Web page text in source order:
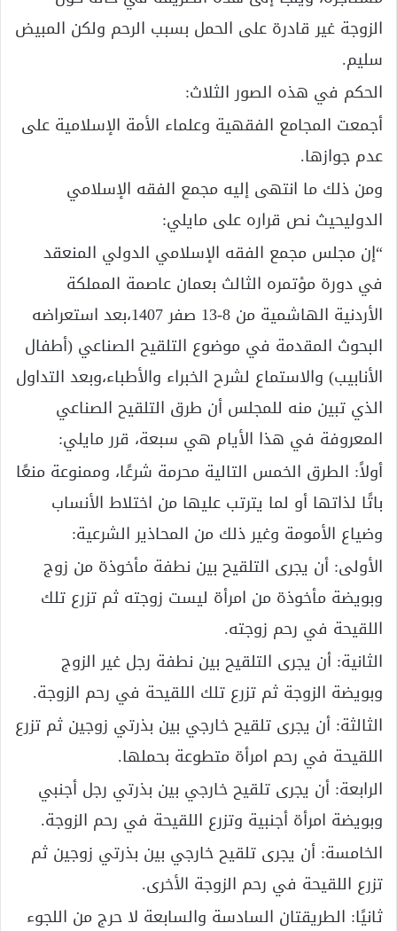
الزوجة غير قادرة على الحمل بسبب الرحم ولكن المبيض
سليم.
الحكم في هذه الصور الثلاث:
أجمعت المجامع الفقهية وعلماء الأمة الإسلامية على
عدم جوازها.
ومن ذلك ما انتهى إليه مجمع الفقه الإسلامي
الدوليحيث نص قراره على مايلي:
“إن مجلس مجمع الفقه الإسلامي الدولي المنعقد
في دورة مؤتمره الثالث بعمان عاصمة المملكة
الأردنية الهاشمية من 8-13 صفر 1407،بعد استعراضه
البحوث المقدمة في موضوع التلقيح الصناعي (أطفال
الأنابيب) والاستماع لشرح الخبراء والأطباء،وبعد التداول
الذي تبين منه للمجلس أن طرق التلقيح الصناعي
المعروفة في هذا الأيام هي سبعة، قرر مايلي:
أولاً: الطرق الخمس التالية محرمة شرعًا، وممنوعة منعًا
باتًا لذاتها أو لما يترتب عليها من اختلاط الأنساب
وضياع الأمومة وغير ذلك من المحاذير الشرعية:
الأولى: أن يجرى التلقيح بين نطفة مأخوذة من زوج
وبويضة مأخوذة من امرأة ليست زوجته ثم تزرع تلك
اللقيحة في رحم زوجته.
الثانية: أن يجرى التلقيح بين نطفة رجل غير الزوج
وبويضة الزوجة ثم تزرع تلك اللقيحة في رحم الزوجة.
الثالثة: أن يجرى تلقيح خارجي بين بذرتي زوجين ثم تزرع
اللقيحة في رحم امرأة متطوعة بحملها.
الرابعة: أن يجرى تلقيح خارجي بين بذرتي رجل أجنبي
وبويضة امرأة أجنبية وتزرع اللقيحة في رحم الزوجة.
الخامسة: أن يجرى تلقيح خارجي بين بذرتي زوجين ثم
تزرع اللقيحة في رحم الزوجة الأخرى.
ثانيًا: الطريقتان السادسة والسابعة لا حرج من اللجوء